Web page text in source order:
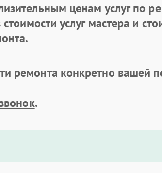
ценам услуг по
услуг мастера и
ремонта конкретно вашей
.